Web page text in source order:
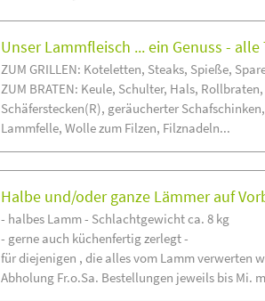
Unser Lammfleisch ... ein Genuss -
ZUM GRILLEN: Koteletten, Steaks, Spieße,
ZUM BRATEN: Keule, Schulter, Hals,
Schäferstecken(R), geräucherter
Lammfelle, Wolle zum Filzen, Filznadeln...
Halbe und/oder ganze Lämmer auf
- halbes Lamm - Schlachtgewicht ca. 8 kg
- gerne auch küchenfertig zerlegt -
für diejenigen , die alles vom Lamm verwerten
Abholung Fr.o.Sa. Bestellungen jeweils bis Mi.